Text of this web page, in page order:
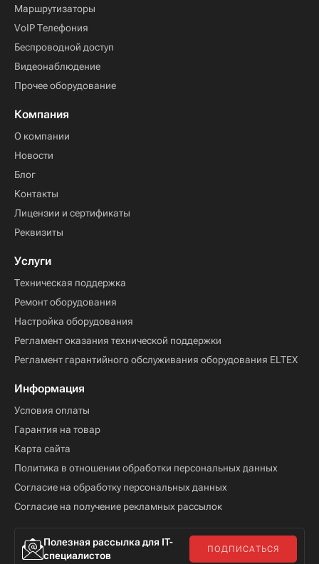
Маршрутизаторы
VoIP Телефония
Беспроводной доступ
Видеонаблюдение
Прочее оборудование
Компания
О компании
Новости
Блог
Контакты
Лицензии и сертификаты
Реквизиты
Услуги
Техническая поддержка
Ремонт оборудования
Настройка оборудования
Регламент оказания технической поддержки
Регламент гарантийного обслуживания оборудования ELTEX
Информация
Условия оплаты
Гарантия на товар
Карта сайта
Политика в отношении обработки персональных данных
Согласие на обработку персональных данных
Согласие на получение рекламных рассылок
Полезная рассылка для IT-
специалистов
ПОДПИСАТЬСЯ